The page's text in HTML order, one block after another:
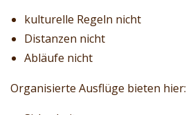
kulturelle Regeln nicht
Distanzen nicht
Abläufe nicht
Organisierte Ausflüge bieten hier: